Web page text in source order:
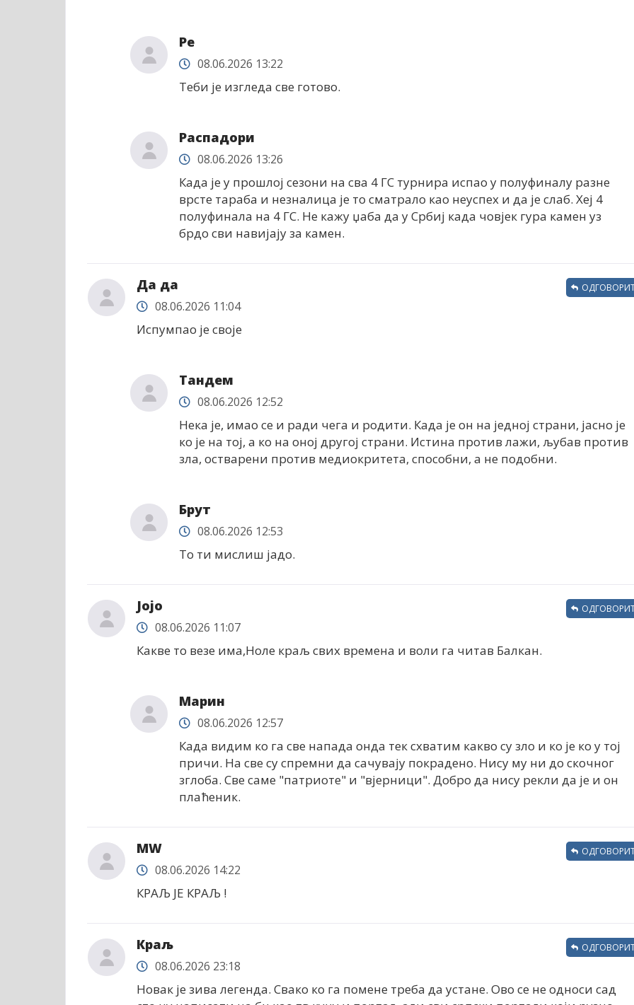
Ре
08.06.2026 13:22
Теби је изгледа све готово.
Распадори
08.06.2026 13:26
Када је у прошлој сезони на сва 4 ГС турнира испао у полуфиналу разне
врсте тараба и незналица је то сматрало као неуспех и да је слаб. Хеј 4
полуфинала на 4 ГС. Не кажу џаба да у Србиј када човјек гура камен уз
брдо сви навијају за камен.
Да да
08.06.2026 11:04
Испумпао је своје
Тандем
08.06.2026 12:52
Нека је, имао се и ради чега и родити. Када је он на једној страни, јасно је
ко је на тој, а ко на оној другој страни. Истина против лажи, љубав против
зла, остварени против медиокритета, способни, а не подобни.
Брут
08.06.2026 12:53
То ти мислиш јадо.
Јојо
08.06.2026 11:07
Какве то везе има,Ноле краљ свих времена и воли га читав Балкан.
Марин
08.06.2026 12:57
Када видим ко га све напада онда тек схватим какво су зло и ко је ко у тој
причи. На све су спремни да сачувају покрадено. Нису му ни до скочног
зглоба. Све саме "патриоте" и "вјерници". Добро да нису рекли да је и он
плаћеник.
МW
08.06.2026 14:22
КРАЉ ЈЕ КРАЉ !
Краљ
08.06.2026 23:18
Новак је зива легенда. Свако ко га помене треба да устане. Ово се не односи сад